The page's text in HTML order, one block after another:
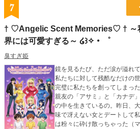
かたの謎が解け、メインヒロインが
バレになります。
7
† ♡Angelic Scent Memories♡ † ～
界には可愛すぎる～ ໒꒱✧・゜
臭すぎ姫
鏡を見るたび、ただ涙が溢れ
私たちに対して残酷なだけの
完璧に私たちを創ってしまったのかしら？
親友の「アサミ」と「カナデ
の中を生きているの。昨日、
味で冴えない女とデートして
は粉々に砕け散っちゃった（